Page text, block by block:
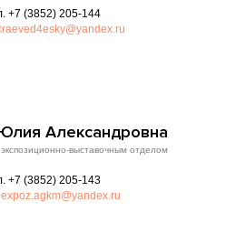
+7 (3852) 205-144
Александровна
выставочным отделом
+7 (3852) 205-143
expoz.agkm@yandex.ru